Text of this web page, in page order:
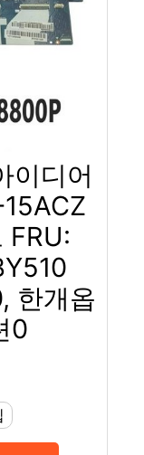
이디어
FRU:
한개옵
0